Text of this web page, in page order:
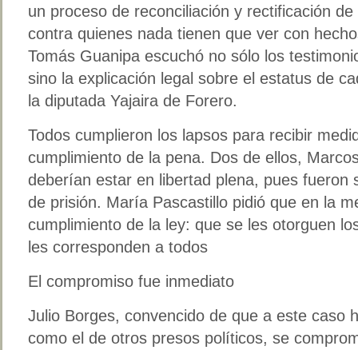
un proceso de reconciliación y rectificación
contra quienes nada tienen que ver con
Tomás Guanipa escuchó no sólo los
sino la explicación legal sobre el estatus de
la diputada Yajaira de Forero.
Todos cumplieron los lapsos para recibir
cumplimiento de la pena. Dos de ellos,
deberían estar en libertad plena, pues fueron
de prisión. María Pascastillo pidió que en la
cumplimiento de la ley: que se les otorguen
les corresponden a todos
El compromiso fue inmediato
Julio Borges, convencido de que a este caso
como el de otros presos políticos, se